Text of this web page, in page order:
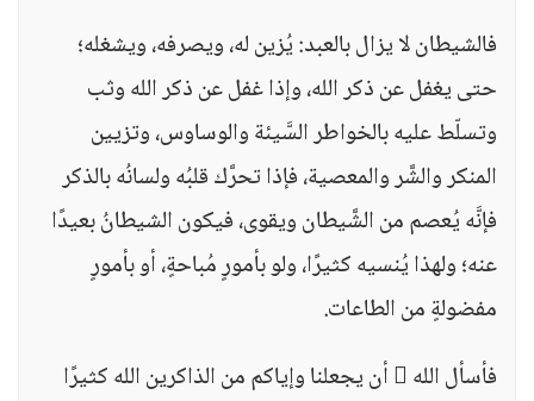
فالشيطان لا يزال بالعبد: يُزين له، ويصرفه، ويشغله؛
حتى يغفل عن ذكر الله، وإذا غفل عن ذكر الله وثب
وتسلّط عليه بالخواطر السَّيئة والوساوس، وتزيين
المنكر والشَّر والمعصية، فإذا تحرَّك قلبُه ولسانُه بالذكر
فإنَّه يُعصم من الشَّيطان ويقوى، فيكون الشيطانُ بعيدًا
عنه؛ ولهذا يُنسيه كثيرًا، ولو بأمورٍ مُباحةٍ، أو بأمورٍ
مفضولةٍ من الطاعات.
فأسأل الله  أن يجعلنا وإياكم من الذاكرين الله كثيرًا